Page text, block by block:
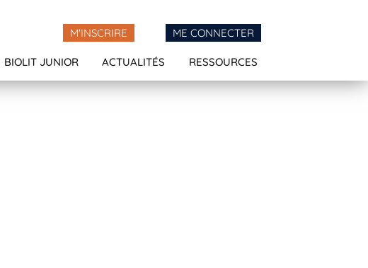
M'INSCRIRE ME CONNECTER
BIOLIT JUNIOR ACTUALITÉS RESSOURCES